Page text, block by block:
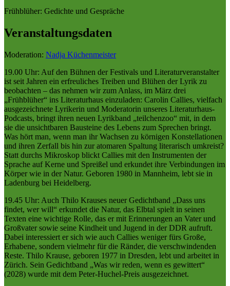
Frühblüher: Gedichte und Gespräche
Veranstaltungsdaten
Moderation: Nadja Küchenmeister
19.00 Uhr: Auf den Bühnen der Festivals und Literaturveranstalter
ist seit Jahren ein erfreuliches Treiben und Blühen der Lyrik zu
beobachten – das nehmen wir zum Anlass, im März drei
„Frühblüher“ ins Literaturhaus einzuladen: Carolin Callies, vielfach
ausgezeichnete Lyrikerin und Moderatorin unseres Literaturhaus-
Podcasts, bringt ihren neuen Lyrikband „teilchenzoo“ mit, in dem
sie die unsichtbaren Bausteine des Lebens zum Sprechen bringt.
Was hört man, wenn man ihr Wachsen zu körnigen Konstellationen
und ihren Zerfall bis hin zur atomaren Spaltung literarisch umkreist?
Statt durchs Mikroskop blickt Callies mit den Instrumenten der
Sprache auf Kerne und Spreißel und erkundet ihre Verbindungen im
Körper wie in der Natur. Geboren 1980 in Mannheim, lebt sie in
Ladenburg bei Heidelberg.
19.45 Uhr: Auch Thilo Krauses neuer Gedichtband „Dass uns
findet, wer will“ erkundet die Natur, das Elbtal spielt in seinen
Texten eine wichtige Rolle, das er mit Erinnerungen an Vater und
Großvater sowie seine Kindheit und Jugend in der DDR aufruft.
Dabei interessiert er sich wie auch Callies weniger fürs Große,
Erhabene, sondern vielmehr für die Ränder, die verschwindenden
Reste. Thilo Krause, geboren 1977 in Dresden, lebt und arbeitet in
Zürich. Sein Gedichtband „Was wir reden, wenn es gewittert“
(2028) wurde mit dem Peter-Huchel-Preis ausgezeichnet.